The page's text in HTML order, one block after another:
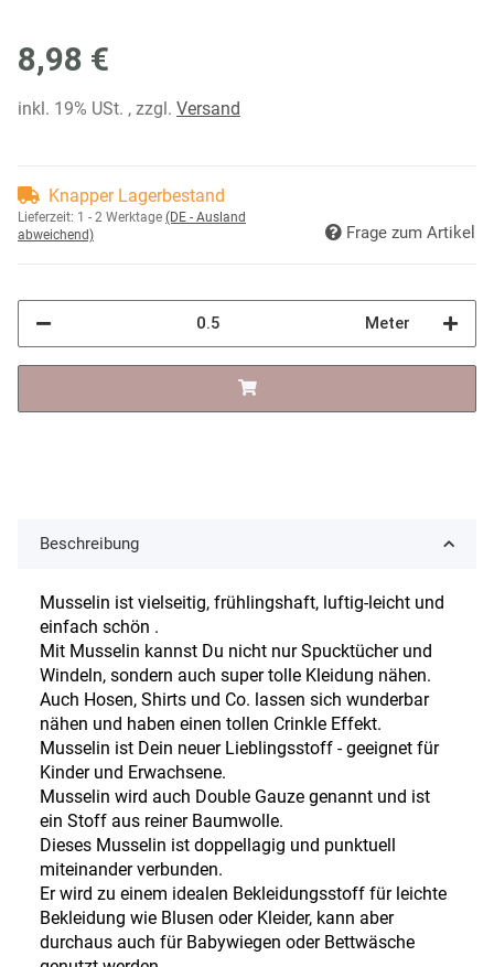
8,98 €
inkl. 19% USt. , zzgl. Versand
Knapper Lagerbestand
Lieferzeit: 1 - 2 Werktage (DE - Ausland
abweichend)
Frage zum Artikel
Meter
Beschreibung
Musselin ist vielseitig, frühlingshaft, luftig-leicht und
einfach schön .
Mit Musselin kannst Du nicht nur Spucktücher und
Windeln, sondern auch super tolle Kleidung nähen.
Auch Hosen, Shirts und Co. lassen sich wunderbar
nähen und haben einen tollen Crinkle Effekt.
Musselin ist Dein neuer Lieblingsstoff - geeignet für
Kinder und Erwachsene.
Musselin wird auch Double Gauze genannt und ist
ein Stoff aus reiner Baumwolle.
Dieses Musselin ist doppellagig und punktuell
miteinander verbunden.
Er wird zu einem idealen Bekleidungsstoff für leichte
Bekleidung wie Blusen oder Kleider, kann aber
durchaus auch für Babywiegen oder Bettwäsche